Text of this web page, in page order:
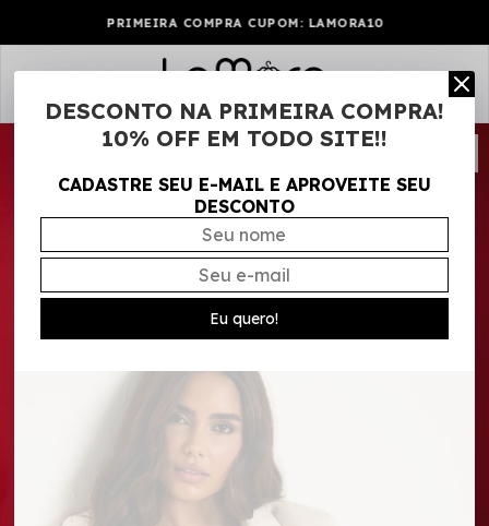
PRIMEIRA COMPRA CUPOM: LAMORA10
0
DESCONTO NA PRIMEIRA COMPRA!
10% OFF EM TODO SITE!!
CADASTRE SEU E-MAIL E APROVEITE SEU
DESCONTO
Eu quero!